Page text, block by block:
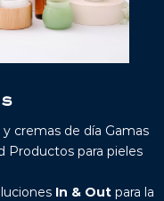
cremas de día Gamas
Productos para pieles
In & Out para la